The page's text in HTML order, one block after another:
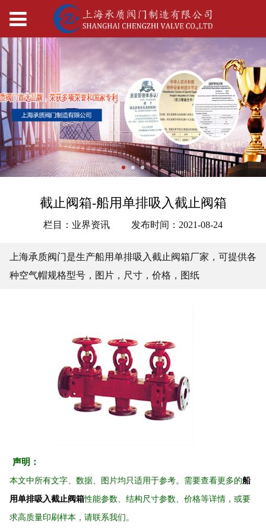
截止阀箱-船用单排吸入截止阀箱
栏目：业界资讯 发布时间：2021-08-24
上海承质阀门是生产船用单排吸入截止阀箱厂家，可提供各
种空气帽规格型号，图片，尺寸，价格，图纸
声明：
本文中所有文字、数据、图片均只适用于参考。需要查看更多的船
用单排吸入截止阀箱性能参数、结构尺寸参数、价格等详情，或要
求高质量印刷样本，请联系我们。